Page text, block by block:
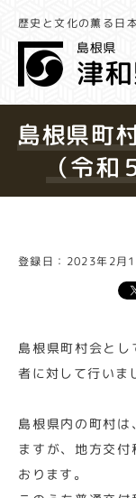
歴史と文化の薫る日
島根県町
（令和
登録日：2023年2月
島根県町村会と
者に対して行いま
島根県内の町村
ますが、地方交
おります。